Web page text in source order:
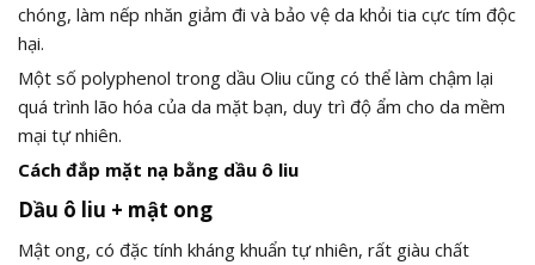
chóng, làm nếp nhăn giảm đi và bảo vệ da khỏi tia cực tím độc
hại.
Một số polyphenol trong dầu Oliu cũng có thể làm chậm lại
quá trình lão hóa của da mặt bạn, duy trì độ ẩm cho da mềm
mại tự nhiên.
Cách đắp mặt nạ bằng dầu ô liu
Dầu ô liu + mật ong
Mật ong, có đặc tính kháng khuẩn tự nhiên, rất giàu chất